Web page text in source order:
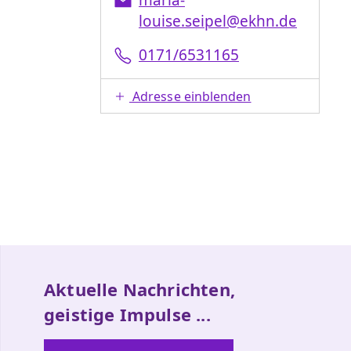
louise.seipel@ekhn.de
0171/6531165
Adresse einblenden
Aktuelle Nachrichten,
geistige Impulse ...